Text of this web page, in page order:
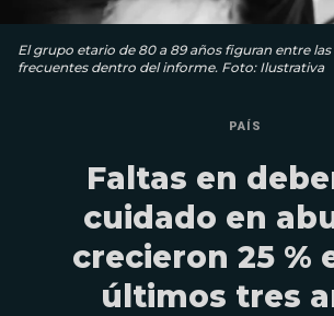
El grupo etario de 80 a 89 años figuran entre
frecuentes dentro del informe. Foto: Ilustrativa
PAÍS
Faltas en
cuidado en
crecieron 25 %
últimos tres